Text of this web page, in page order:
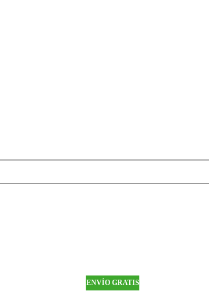
ENVÍO GRATIS